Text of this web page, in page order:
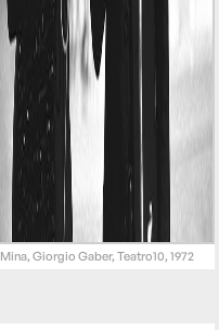
Mina, Giorgio Gaber, Teatro10, 1972